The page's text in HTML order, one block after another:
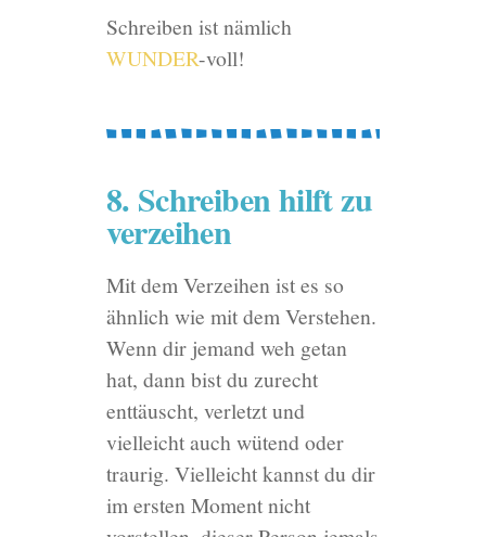
Schreiben ist nämlich
WUNDER-voll!
8. Schreiben hilft zu
verzeihen
Mit dem Verzeihen ist es so
ähnlich wie mit dem Verstehen.
Wenn dir jemand weh getan
hat, dann bist du zurecht
enttäuscht, verletzt und
vielleicht auch wütend oder
traurig. Vielleicht kannst du dir
im ersten Moment nicht